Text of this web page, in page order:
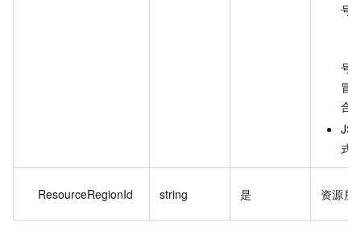
号
号
冒
合
式
ResourceRegionId string 是 资源所